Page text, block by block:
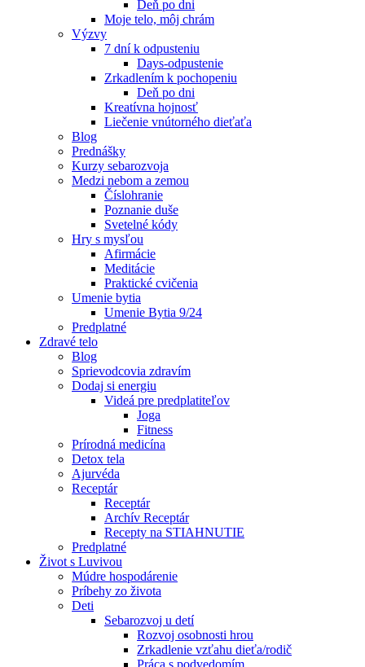
Deň po dni
Moje telo, môj chrám
Výzvy
7 dní k odpusteniu
Days-odpustenie
Zrkadlením k pochopeniu
Deň po dni
Kreatívna hojnosť
Liečenie vnútorného dieťaťa
Blog
Prednášky
Kurzy sebarozvoja
Medzi nebom a zemou
Číslohranie
Poznanie duše
Svetelné kódy
Hry s mysľou
Afirmácie
Meditácie
Praktické cvičenia
Umenie bytia
Umenie Bytia 9/24
Predplatné
Zdravé telo
Blog
Sprievodcovia zdravím
Dodaj si energiu
Videá pre predplatiteľov
Joga
Fitness
Prírodná medicína
Detox tela
Ajurvéda
Receptár
Receptár
Archív Receptár
Recepty na STIAHNUTIE
Predplatné
Život s Luvivou
Múdre hospodárenie
Príbehy zo života
Deti
Sebarozvoj u detí
Rozvoj osobnosti hrou
Zrkadlenie vzťahu dieťa/rodič
Práca s podvedomím